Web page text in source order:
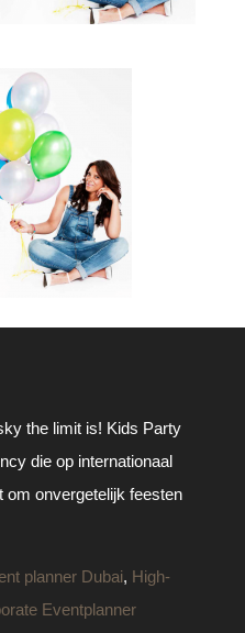
the limit is! Kids Party
die op internationaal
om onvergetelijk feesten
planner Dubai, High-
Eventplanner